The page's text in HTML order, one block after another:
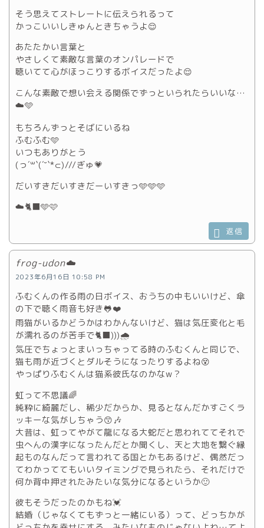
そう思えてストレートに伝えられるって
かっこいいしきゅんときちゃうよ😌
あたたかい言葉と
やさしくて素敵な言葉のオンパレードで
聴いてて心がほっこりするボイスだったよ😌
こんな素敵で想い会える関係でずっといられたらいいな…
☁️🩵
もちろんずっとそばにいるね
ふむふむ🩵
いつもありがとう
(っ´꒳`(´˘`*⊂)///ぎゅ💗
だいすきだいすきだーいすきっ🩵🩵🩵
☁️🐈‍⬛🩵🩷
返信
frog-udon☁️
2023年6月16日 10:58 PM
ふむくんの作る雨の日ボイス、おうちの中もいいけど、傘
の下で聴く雨音も好き🐸❤️
雨猫がいるかどうかはわかんないけど、猫は気圧変化と毛
が濡れるのが苦手で🐈‍⬛)))🌧
気圧でちょっとまいっちゃってる時のふむくんと同じで、
猫も雨が近づくとダルそうになったりするよね😵
やっぱりふむくんは猫系彼氏なのかなw？
虹って不思議🌈
純粋に綺麗だし、稀少だからか、見るとなんだかすごくラ
ッキーな気がしちゃう😙🎶
大昔は、虹ってやがて龍になる大蛇だと思われててそれで
虫へんの漢字になったんだとか聞くし、天と大地を繋ぐ縁
起ものなんだって言われてる国とかもあるけど、偶然だっ
てわかっててもいいタイミングで見られたら、それだけで
何か背中押されたみたいな気分になるというか🙂
彼もそうだったのかもね💓
結婚（じゃなくてもずっと一緒にいる）って、どっちかが